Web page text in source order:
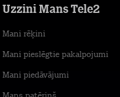
Uzzini Mans Tele2
Mani rēķini
Mani pieslēgtie pakalpojumi
Mani piedāvājumi